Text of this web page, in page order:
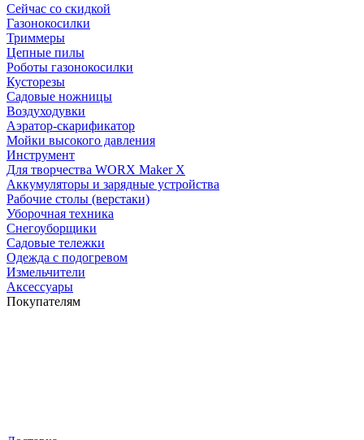
Сейчас со скидкой
Газонокосилки
Триммеры
Цепные пилы
Роботы газонокосилки
Кусторезы
Садовые ножницы
Воздуходувки
Аэратор-скарификатор
Мойки высокого давления
Инструмент
Для творчества WORX Maker X
Аккумуляторы и зарядные устройства
Рабочие столы (верстаки)
Уборочная техника
Снегоуборщики
Садовые тележки
Одежда с подогревом
Измельчители
Аксессуары
Покупателям